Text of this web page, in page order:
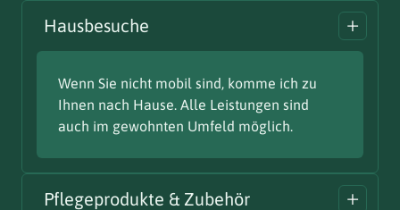
Hausbesuche
Wenn Sie nicht mobil sind, komme ich zu
Ihnen nach Hause. Alle Leistungen sind
auch im gewohnten Umfeld möglich.
Pflegeprodukte & Zubehör